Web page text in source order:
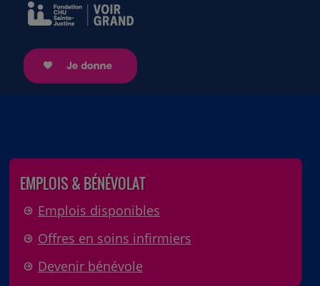
EMPLOIS & BÉNÉVOLAT
Emplois disponibles
Offres en soins infirmiers
Devenir bénévole